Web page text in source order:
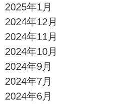
2025年1月
2024年12月
2024年11月
2024年10月
2024年9月
2024年7月
2024年6月